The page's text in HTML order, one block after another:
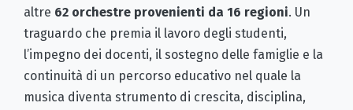
altre 62 orchestre provenienti da 16 regioni. Un
traguardo che premia il lavoro degli studenti,
l’impegno dei docenti, il sostegno delle famiglie e la
continuità di un percorso educativo nel quale la
musica diventa strumento di crescita, disciplina,